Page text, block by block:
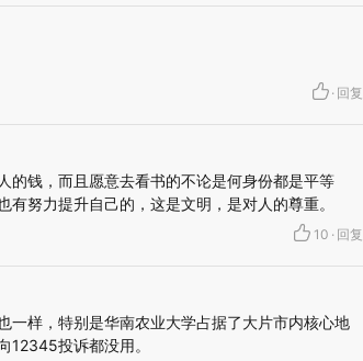
· 回复
的钱，而且愿意去看书的不论是何身份都是平等
努力提升自己的，这是文明，是对人的尊重。
10 · 回复
一样，特别是华南农业大学占据了大片市内核心地
12345投诉都没用。